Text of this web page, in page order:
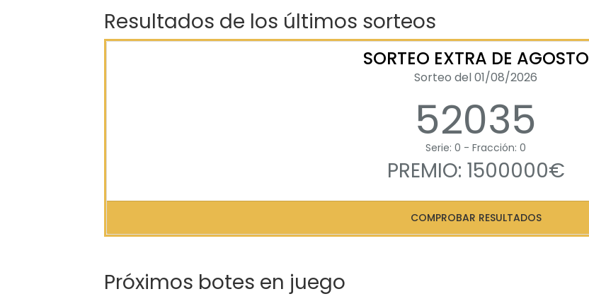
Resultados de los últimos sorteos
SORTEO EXTRA DE AGOSTO
Sorteo del 01/08/2026
52035
Serie: 0 - Fracción: 0
PREMIO: 1500000€
COMPROBAR RESULTADOS
Próximos botes en juego